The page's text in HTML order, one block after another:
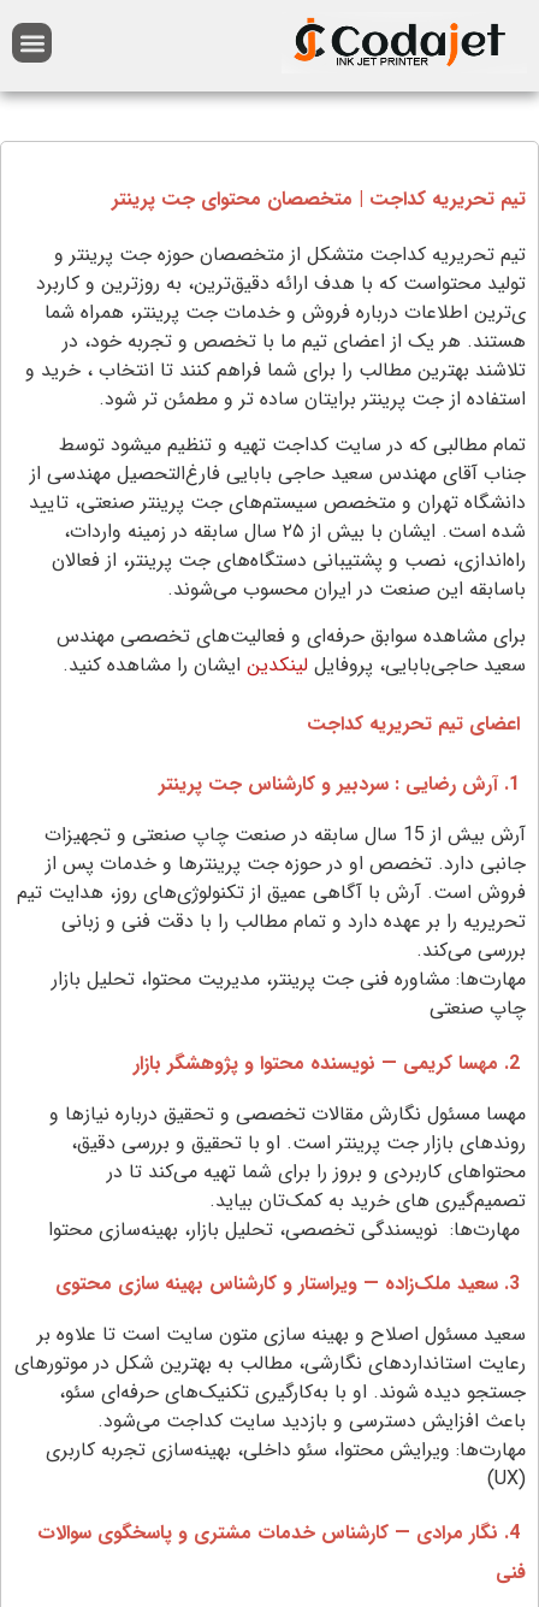
تیم تحریریه کداجت | متخصصان محتوای جت پرینتر
تیم تحریریه کداجت متشکل از متخصصان حوزه جت پرینتر و
تولید محتواست که با هدف ارائه دقیق‌ترین، به‌ روزترین و کاربرد
ی‌ترین اطلاعات درباره فروش و خدمات جت پرینتر، همراه شما
هستند. هر یک از اعضای تیم ما با تخصص و تجربه خود، در
تلاشند بهترین مطالب را برای شما فراهم کنند تا انتخاب ، خرید و
استفاده از جت پرینتر برایتان ساده‌ تر و مطمئن‌ تر شود.
تمام مطالبی که در سایت کداجت تهیه و تنظیم میشود توسط
جناب آقای مهندس سعید حاجی بابایی فارغ‌التحصیل مهندسی از
دانشگاه تهران و متخصص سیستم‌های جت پرینتر صنعتی، تایید
شده است. ایشان با بیش از ۲۵ سال سابقه در زمینه واردات،
راه‌اندازی، نصب و پشتیبانی دستگاه‌های جت پرینتر، از فعالان
باسابقه این صنعت در ایران محسوب می‌شوند.
برای مشاهده سوابق حرفه‌ای و فعالیت‌های تخصصی مهندس
سعید حاجی‌بابایی، پروفایل لینکدین ایشان را مشاهده کنید.
اعضای تیم تحریریه کداجت
آرش بیش از 15 سال سابقه در صنعت چاپ صنعتی و تجهیزات
جانبی دارد. تخصص او در حوزه جت پرینترها و خدمات پس از
فروش است. آرش با آگاهی عمیق از تکنولوژی‌های روز، هدایت تیم
تحریریه را بر عهده دارد و تمام مطالب را با دقت فنی و زبانی
بررسی می‌کند.
مهارت‌ها: مشاوره فنی جت پرینتر، مدیریت محتوا، تحلیل بازار
چاپ صنعتی
مهسا مسئول نگارش مقالات تخصصی و تحقیق درباره نیازها و
روندهای بازار جت پرینتر است. او با تحقیق و بررسی دقیق،
محتواهای کاربردی و بروز را برای شما تهیه می‌کند تا در
تصمیم‌گیری‌ های خرید به کمک‌تان بیاید.
مهارت‌ها: نویسندگی تخصصی، تحلیل بازار، بهینه‌سازی محتوا
سعید مسئول اصلاح و بهینه‌ سازی متون سایت است تا علاوه بر
رعایت استانداردهای نگارشی، مطالب به بهترین شکل در موتورهای
جستجو دیده شوند. او با به‌کارگیری تکنیک‌های حرفه‌ای سئو،
باعث افزایش دسترسی و بازدید سایت کداجت می‌شود.
مهارت‌ها: ویرایش محتوا، سئو داخلی، بهینه‌سازی تجربه کاربری
(UX)
4. نگار مرادی — کارشناس خدمات مشتری و پاسخگوی سوالات
فنی